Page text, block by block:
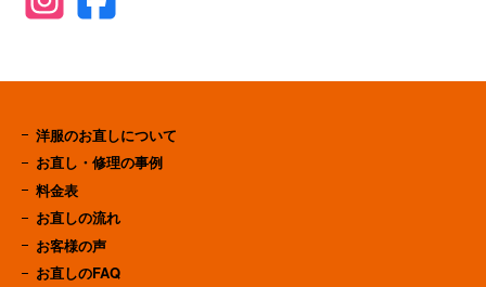
洋服のお直しについて
お直し・修理の事例
料金表
お直しの流れ
お客様の声
お直しのFAQ